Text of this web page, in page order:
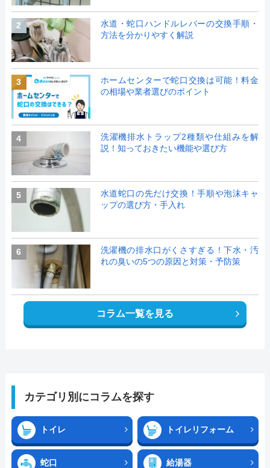
2
水道・蛇口ハンドルレバーの交換手順・
方法を分かりやすく解説
3
ホームセンターで蛇口交換は可能！料金
の相場や業者選びのポイント
4
洗濯機排水トラップ2種類や仕組みを解
説！知っておきたい機能や選び方
5
水道蛇口の先だけ交換！手順や泡沫キャ
ップの選び方・手入れ
6
洗濯機の排水口がくさすぎる！下水・汚
れの臭いの5つの原因と対策・予防策
コラム一覧を見る
カテゴリ別にコラムを探す
トイレ トイレリフォーム
蛇口 給湯器